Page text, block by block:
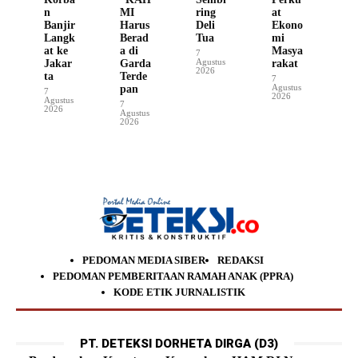
n
Banjir
Langk
at ke
Jakar
ta
7
Agustus
2026
MI
Harus
Berad
a di
Garda
Terde
pan
7
Agustus
2026
ring
Deli
Tua
7
Agustus
2026
at
Ekono
mi
Masya
rakat
7
Agustus
2026
PEDOMAN MEDIA SIBER
REDAKSI
PEDOMAN PEMBERITAAN RAMAH ANAK (PPRA)
KODE ETIK JURNALISTIK
PT. DETEKSI DORHETA DIRGA (D3)